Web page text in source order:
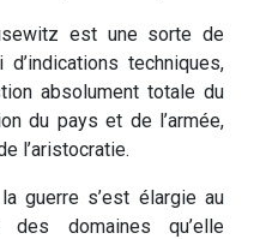
est une sorte de
techniques,
absolument totale du
du pays et de l’armée,
l’aristocratie.
guerre s’est élargie au
domaines qu’elle